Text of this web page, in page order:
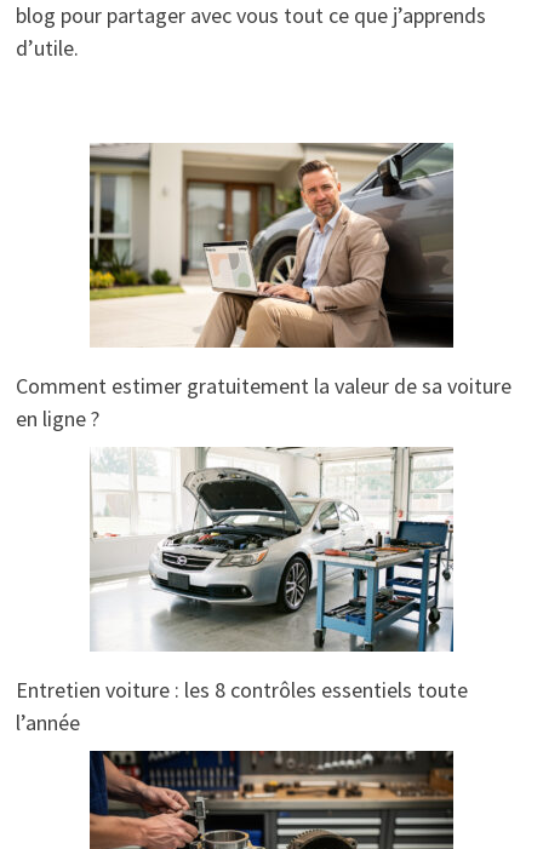
blog pour partager avec vous tout ce que j’apprends
d’utile.
Comment estimer gratuitement la valeur de sa voiture
en ligne ?
Entretien voiture : les 8 contrôles essentiels toute
l’année